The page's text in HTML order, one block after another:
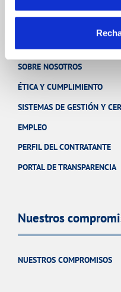
SOBRE NOSOTROS
ÉTICA Y CUMPLIMIENTO
SISTEMAS DE GESTIÓN Y
EMPLEO
PERFIL DEL CONTRATANTE
PORTAL DE TRANSPARENCIA
Nuestros
NUESTROS COMPROMISOS